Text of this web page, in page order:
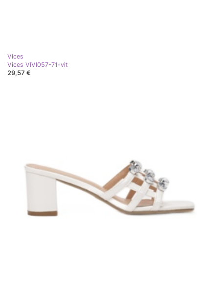
Vices
Vices VIVI057-71-vit
29,57 €